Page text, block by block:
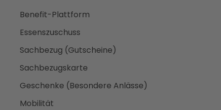
Benefit-Plattform
Essenszuschuss
Sachbezug (Gutscheine)
Sachbezugskarte
Geschenke (Besondere Anlässe)
Mobilität